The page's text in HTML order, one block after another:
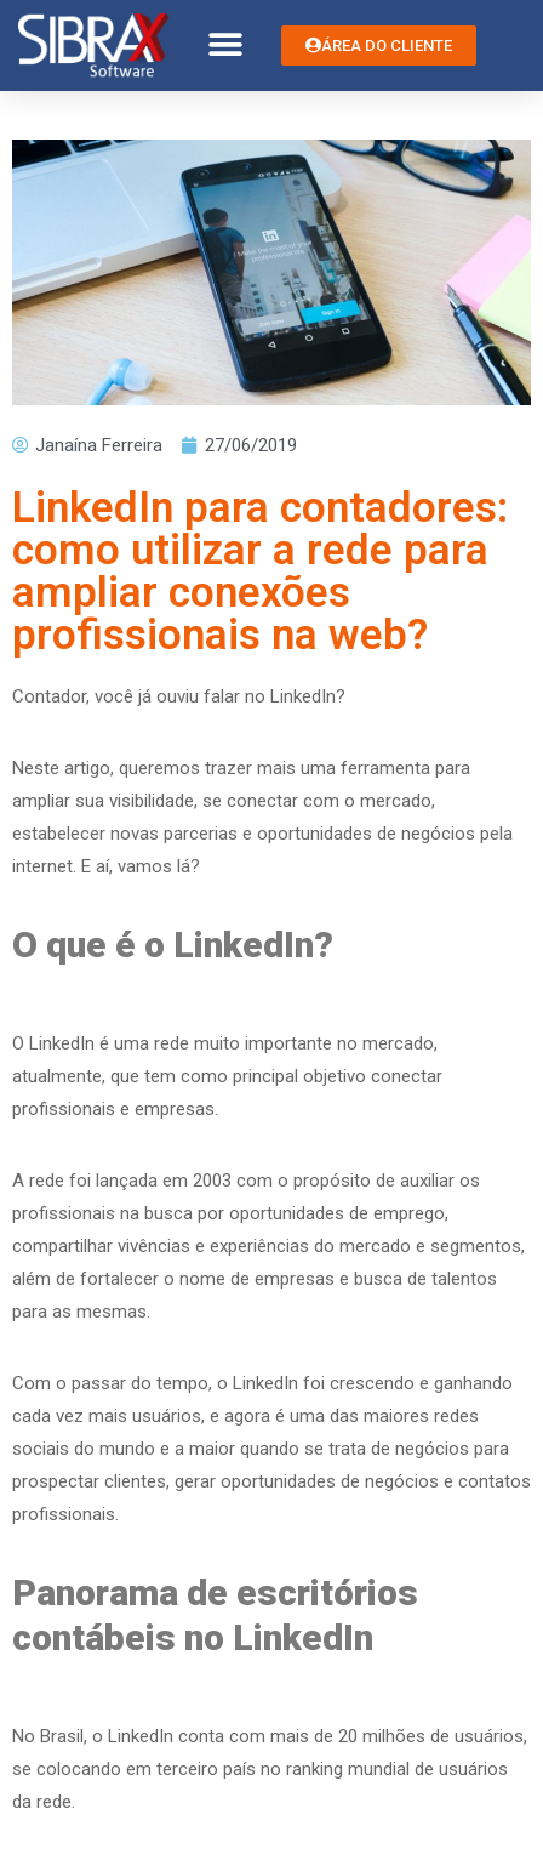
ÁREA DO CLIENTE
Janaína Ferreira 27/06/2019
LinkedIn para contadores:
como utilizar a rede para
ampliar conexões
profissionais na web?
Contador, você já ouviu falar no LinkedIn?
Neste artigo, queremos trazer mais uma ferramenta para
ampliar sua visibilidade, se conectar com o mercado,
estabelecer novas parcerias e oportunidades de negócios pela
internet. E aí, vamos lá?
O que é o LinkedIn?
O LinkedIn é uma rede muito importante no mercado,
atualmente, que tem como principal objetivo conectar
profissionais e empresas.
A rede foi lançada em 2003 com o propósito de auxiliar os
profissionais na busca por oportunidades de emprego,
compartilhar vivências e experiências do mercado e segmentos,
além de fortalecer o nome de empresas e busca de talentos
para as mesmas.
Com o passar do tempo, o LinkedIn foi crescendo e ganhando
cada vez mais usuários, e agora é uma das maiores redes
sociais do mundo e a maior quando se trata de negócios para
prospectar clientes, gerar oportunidades de negócios e contatos
profissionais.
Panorama de escritórios
contábeis no LinkedIn
No Brasil, o LinkedIn conta com mais de 20 milhões de usuários,
se colocando em terceiro país no ranking mundial de usuários
da rede.